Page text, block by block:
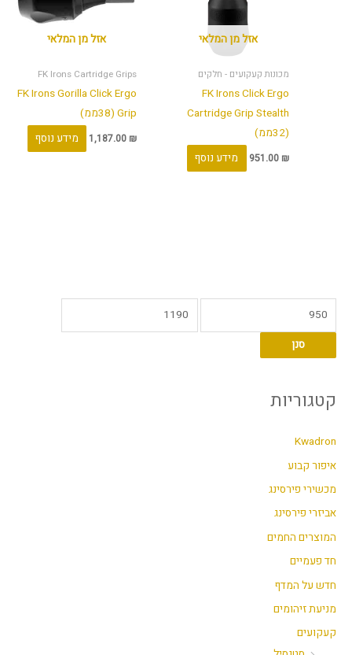
אזל מן המלאי
מכונות קעקועים - חלקים
FK Irons Click Ergo
Cartridge Grip Stealth
(32ממ)
951.00 ₪ מידע נוסף
אזל מן המלאי
FK Irons Cartridge Grips
FK Irons Gorilla Click Ergo
Grip (38ממ)
1,187.00 ₪ מידע נוסף
ח
מ
נ
י
ח
סנן
קטגוריות
Kwadron
איפור קבוע
מכשירי פירסינג
אביזרי פירסינג
המוצרים החמים
חד פעמיים
חדש על המדף
מניעת זיהומים
קעקועים